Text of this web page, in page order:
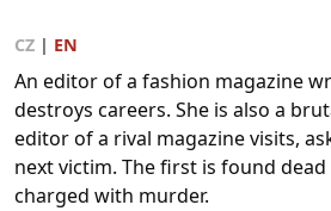
CZ | EN
An editor of a fashion magazine
destroys careers. She is also a
editor of a rival magazine visits,
next victim. The first is found
charged with murder.